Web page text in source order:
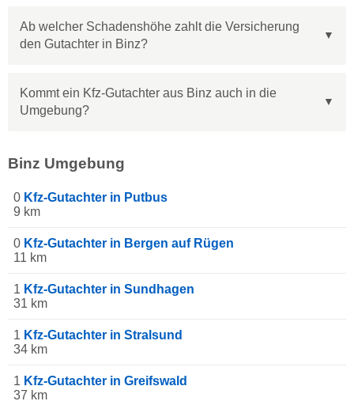
Ab welcher Schadenshöhe zahlt die Versicherung
den Gutachter in Binz?
Kommt ein Kfz-Gutachter aus Binz auch in die
Umgebung?
Binz Umgebung
0 Kfz-Gutachter in Putbus
9 km
0 Kfz-Gutachter in Bergen auf Rügen
11 km
1 Kfz-Gutachter in Sundhagen
31 km
1 Kfz-Gutachter in Stralsund
34 km
1 Kfz-Gutachter in Greifswald
37 km